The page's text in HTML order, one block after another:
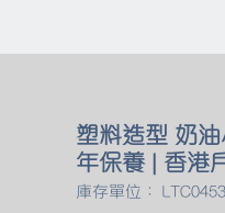
塑料造型 奶
年保養 | 香港
庫存單位： LTC0453